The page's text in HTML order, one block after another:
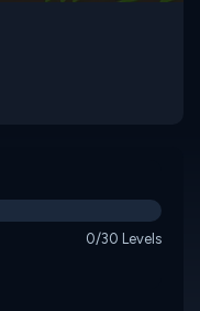
0/30 Levels